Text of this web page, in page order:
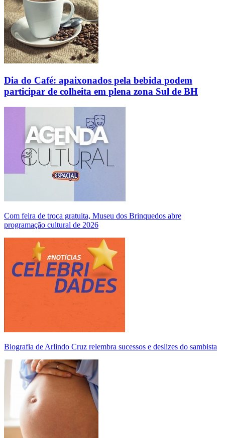
Dia do Café: apaixonados pela bebida podem
participar de colheita em plena zona Sul de BH
Com feira de troca gratuita, Museu dos Brinquedos abre
programação cultural de 2026
Biografia de Arlindo Cruz relembra sucessos e deslizes do sambista